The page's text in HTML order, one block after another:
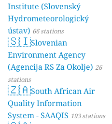
Institute (Slovenský
Hydrometeorologický
ústav) 66 stations
🇸🇮Slovenian
Environment Agency
(Agencija RS Za Okolje) 26
stations
🇿🇦South African Air
Quality Information
System - SAAQIS 193 stations